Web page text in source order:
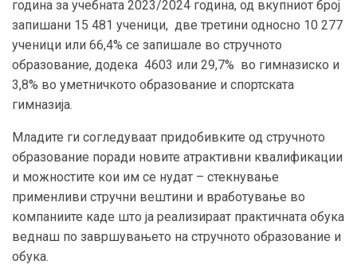
година за учебната 2023/2024 година, од вкупниот број
запишани 15 481 ученици, две третини односно 10 277
ученици или 66,4% се запишале во стручното
образование, додека 4603 или 29,7% во гимназиско и
3,8% во уметничкото образование и спортската
гимназија.
Младите ги согледуваат придобивките од стручното
образование поради новите атрактивни квалификации
и можностите кои им се нудат – стекнување
применливи стручни вештини и вработување во
компаниите каде што ја реализираат практичната обука
веднаш по завршувањето на стручното образование и
обука.